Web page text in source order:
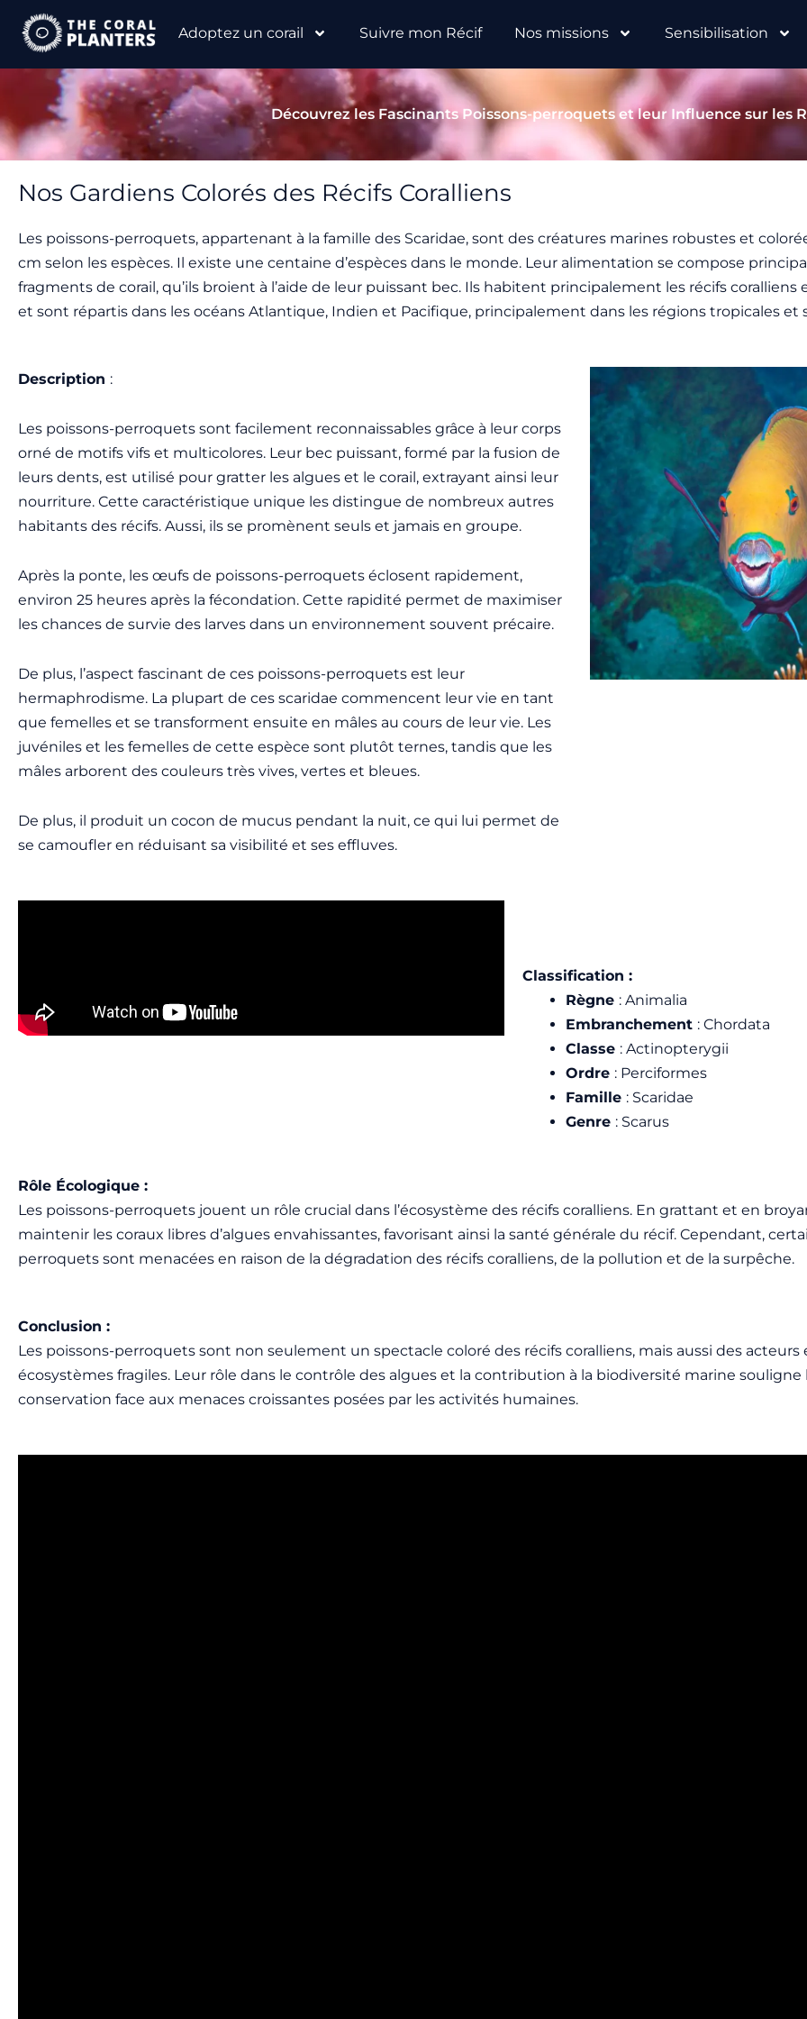
Adoptez un corail Suivre mon Récif Nos missions Sensibilisation
Découvrez les Fascinants Poissons-perroquets et leur Influence sur les
Nos Gardiens Colorés des Récifs Coralliens
Les poissons-perroquets, appartenant à la famille des Scaridae, sont des créatures marines robustes et
cm selon les espèces. Il existe une centaine d’espèces dans le monde. Leur alimentation se compose
fragments de corail, qu’ils broient à l’aide de leur puissant bec. Ils habitent principalement les récifs
et sont répartis dans les océans Atlantique, Indien et Pacifique, principalement dans les régions tropicales et
Description :
Les poissons-perroquets sont facilement reconnaissables grâce à leur corps
orné de motifs vifs et multicolores. Leur bec puissant, formé par la fusion de
leurs dents, est utilisé pour gratter les algues et le corail, extrayant ainsi leur
nourriture. Cette caractéristique unique les distingue de nombreux autres
habitants des récifs. Aussi, ils se promènent seuls et jamais en groupe.
Après la ponte, les œufs de poissons-perroquets éclosent rapidement,
environ 25 heures après la fécondation. Cette rapidité permet de maximiser
les chances de survie des larves dans un environnement souvent précaire.
De plus, l’aspect fascinant de ces poissons-perroquets est leur
hermaphrodisme. La plupart de ces scaridae commencent leur vie en tant
que femelles et se transforment ensuite en mâles au cours de leur vie. Les
juvéniles et les femelles de cette espèce sont plutôt ternes, tandis que les
mâles arborent des couleurs très vives, vertes et bleues.
De plus, il produit un cocon de mucus pendant la nuit, ce qui lui permet de
se camoufler en réduisant sa visibilité et ses effluves.
Classification :
Règne : Animalia
Embranchement : Chordata
Classe : Actinopterygii
Ordre : Perciformes
Famille : Scaridae
Genre : Scarus
Rôle Écologique :
Les poissons-perroquets jouent un rôle crucial dans l’écosystème des récifs coralliens. En grattant et en
maintenir les coraux libres d’algues envahissantes, favorisant ainsi la santé générale du récif. Cependant,
perroquets sont menacées en raison de la dégradation des récifs coralliens, de la pollution et de la surpêche.
Conclusion :
Les poissons-perroquets sont non seulement un spectacle coloré des récifs coralliens, mais aussi des
écosystèmes fragiles. Leur rôle dans le contrôle des algues et la contribution à la biodiversité marine souligne
conservation face aux menaces croissantes posées par les activités humaines.